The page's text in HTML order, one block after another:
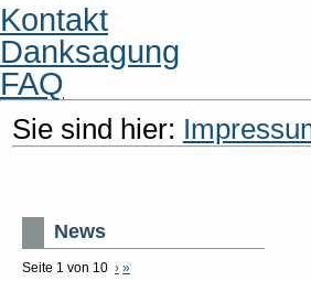
Kontakt
Danksagung
FAQ
Sie sind hier:
News
Seite 1 von 10 › »